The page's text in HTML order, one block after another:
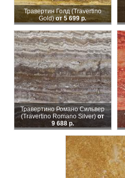
Травертин Голд (Travertino
Gold)от 5 699 р.
Травертино Романо Сильвер
(Travertino Romanо Silver)от
9 688 р.